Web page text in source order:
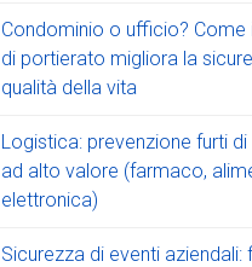
Condominio o ufficio? Come
di portierato migliora la
qualità della vita
Logistica: prevenzione furti
ad alto valore (farmaco,
elettronica)
Sicurezza di eventi aziendali: